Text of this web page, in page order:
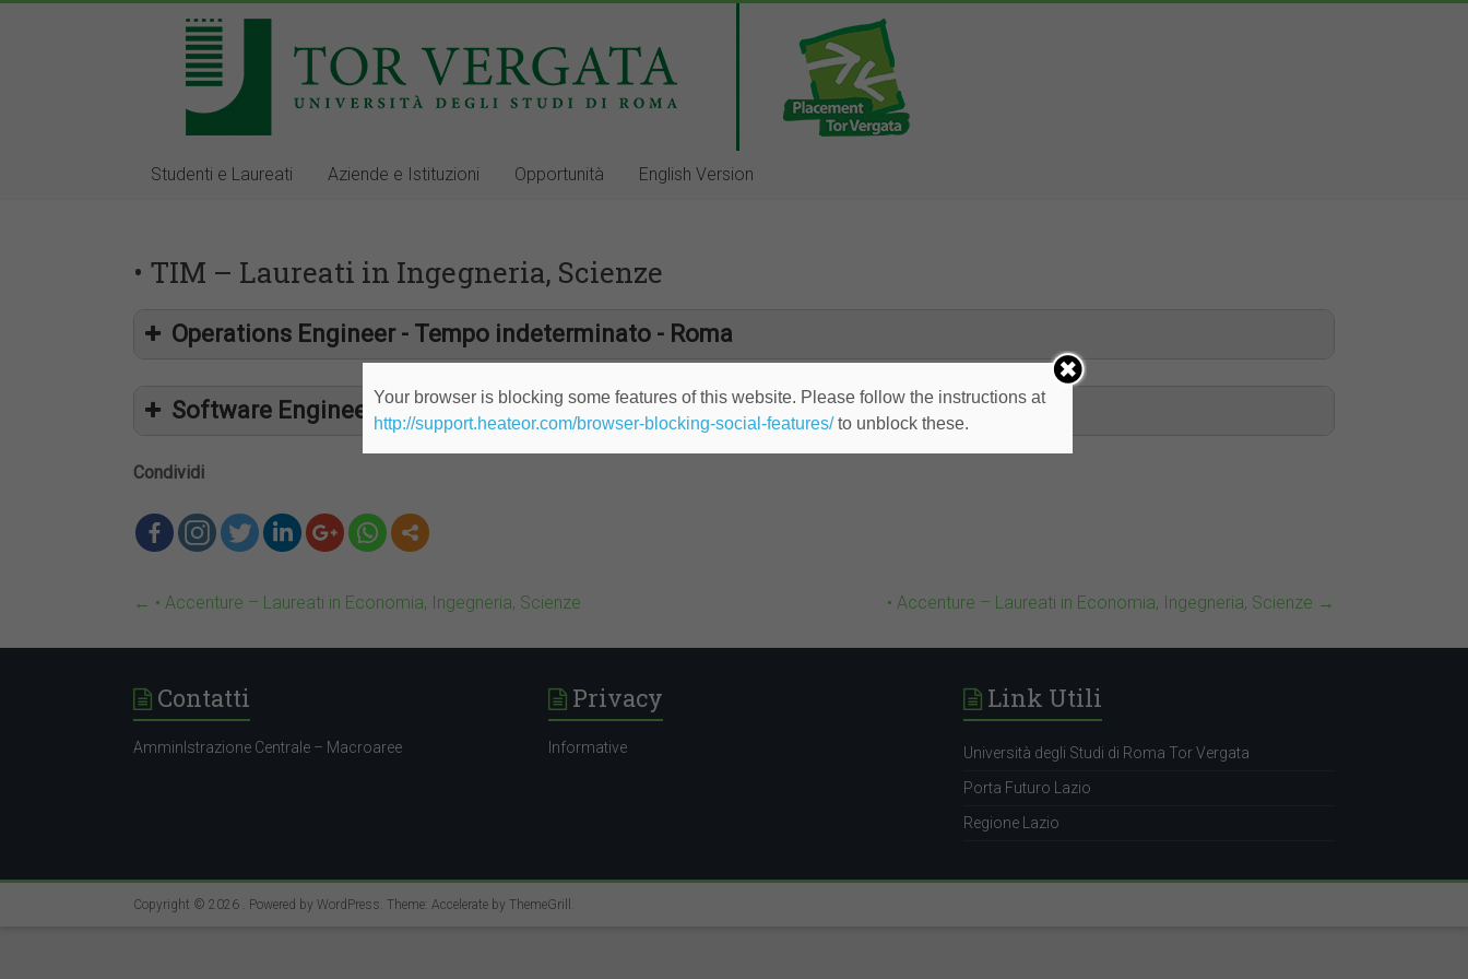
Studenti e Laureati Aziende e Istituzioni Opportunità English Version
• TIM – Laureati in Ingegneria, Scienze
Operations Engineer - Tempo indeterminato - Roma
Software Engineer - Tempo indeterminato - Roma, Napoli, Trento
Condividi
← • Accenture – Laureati in Economia, Ingegneria, Scienze • Accenture – Laureati in Economia, Ingegneria, Scienze →
Contatti
AmminIstrazione Centrale – Macroaree
Privacy
Informative
Link Utili
Università degli Studi di Roma Tor Vergata
Porta Futuro Lazio
Regione Lazio
Copyright © 2026 . Powered by WordPress. Theme: Accelerate by ThemeGrill .
Your browser is blocking some features of this website. Please follow the instructions at
http://support.heateor.com/browser-blocking-social-features/to unblock these.